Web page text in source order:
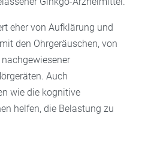
eher von Aufklärung und
den Ohrgeräuschen, von
Auch
wie die kognitive
helfen, die Belastung zu